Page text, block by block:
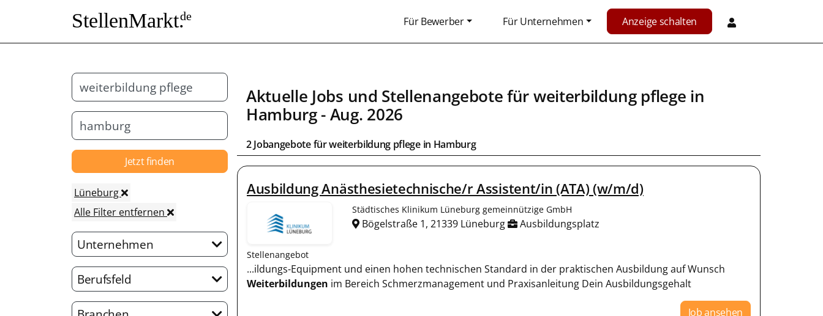
StellenMarkt.de Für Bewerber Für Unternehmen Anzeige schalten
Jetzt finden
Lüneburg
Alle Filter entfernen
Unternehmen
Berufsfeld
Aktuelle Jobs und Stellenangebote für weiterbildung pflege in
Hamburg- Aug. 2026
2 Jobangebote für weiterbildung pflege in Hamburg
Ausbildung Anästhesietechnische/r Assistent/in (ATA) (w/m/d)
Städtisches Klinikum Lüneburg gemeinnützige GmbH
Bögelstraße 1, 21339 Lüneburg Ausbildungsplatz
Stellenangebot
...ildungs-Equipment und einen hohen tech­nisch­en Standard in der prak­tisch­en Ausbildung auf Wunsch
Weiterbildungen im Bereich Schmerzmanagement und Praxisanleitung Dein Ausbildungsgehalt
Job ansehen